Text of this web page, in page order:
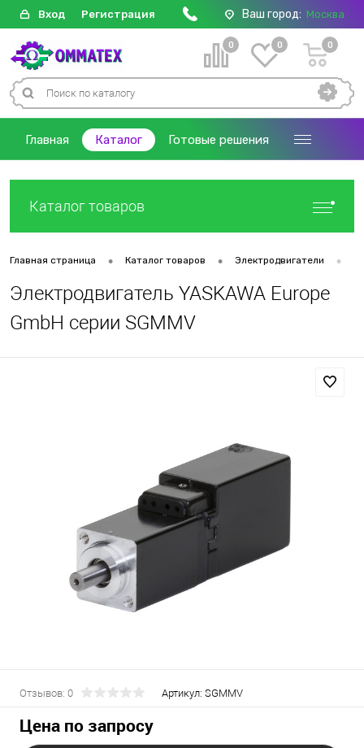
Вход Регистрация Ваш город: Москва
0 0 0
Главная Каталог Готовые решения
Каталог товаров
Главная страница • Каталог товаров • Электродвигатели •
Электродвигатель YASKAWA Europe
GmbH серии SGMMV
Отзывов: 0 Артикул: SGMMV
Цена по запросу